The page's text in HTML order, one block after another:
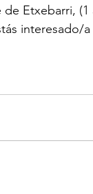
Etxebarri, (1
interesado/a